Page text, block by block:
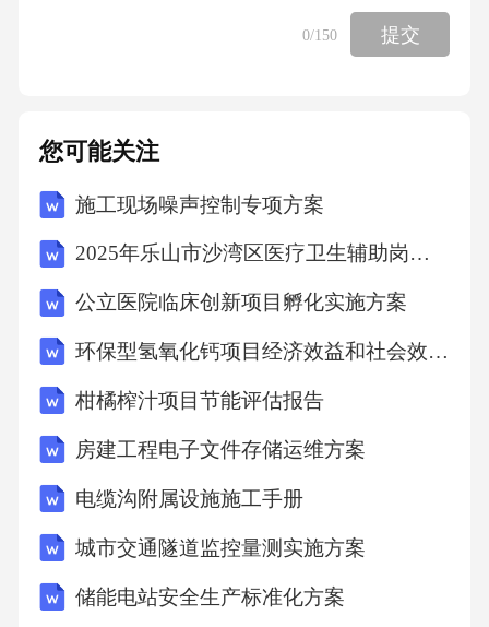
()+8=2211+()=1817-()=14()+18=20()-1=182+()=16
7()-16=2()+21=33()+1=62+()=2011+()=18()+7=11
7-()=116+()=30()+17=2817-()=1621-()=2()+18=27
7+()=2518-()=5()+5=136+()=10()+8=1
0/150 提交
您可能关注
施工现场噪声控制专项方案
2025年乐山市沙湾区医疗卫生辅助岗招募笔试真题
公立医院临床创新项目孵化实施方案
环保型氢氧化钙项目经济效益和社会效益分析报告
柑橘榨汁项目节能评估报告
房建工程电子文件存储运维方案
电缆沟附属设施施工手册
城市交通隧道监控量测实施方案
储能电站安全生产标准化方案